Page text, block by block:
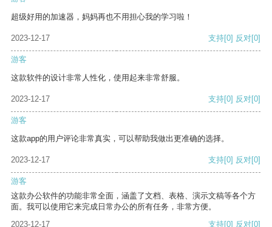
超级好用的加速器，妈妈再也不用担心我的学习啦！
2023-12-17 支持[0] 反对[0]
游客
这款软件的设计非常人性化，使用起来非常舒服。
2023-12-17 支持[0] 反对[0]
游客
这款app的用户评论非常真实，可以帮助我做出更准确的选择。
2023-12-17 支持[0] 反对[0]
游客
这款办公软件的功能非常全面，涵盖了文档、表格、演示文稿等各个方
面。我可以使用它来完成日常办公的所有任务，非常方便。
2023-12-17
支持[0] 反对[0]